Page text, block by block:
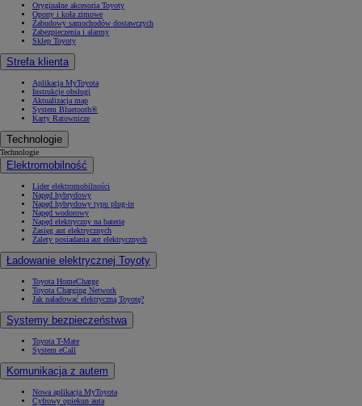
Oryginalne akcesoria Toyoty
Opony i koła zimowe
Zabudowy samochodów dostawczych
Zabezpieczenia i alarmy
Sklep Toyoty
Strefa klienta
Aplikacja MyToyota
Instrukcje obsługi
Aktualizacja map
System Bluetooth®
Karty Ratownicze
Technologie
Technologie
Elektromobilność
Lider elektromobilności
Napęd hybrydowy
Napęd hybrydowy typu plug-in
Napęd wodorowy
Napęd elektryczny na baterię
Zasięg aut elektrycznych
Zalety posiadania aut elektrycznych
Ładowanie elektrycznej Toyoty
Toyota HomeCharge
Toyota Charging Network
Jak naładować elektryczną Toyotę?
Systemy bezpieczeństwa
Toyota T-Mate
System eCall
Komunikacja z autem
Nowa aplikacja MyToyota
Cyfrowy opiekun auta